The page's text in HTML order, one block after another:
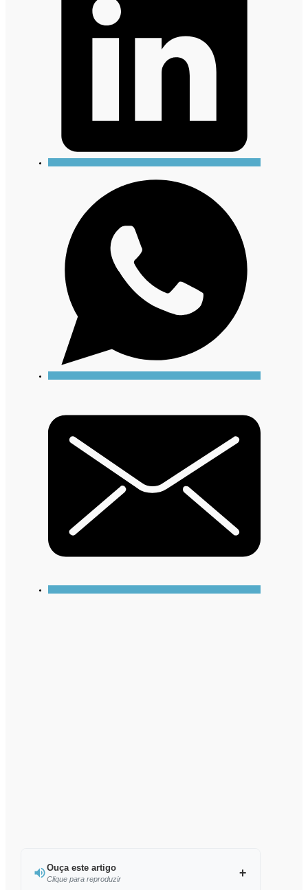
Ouça este artigo
Clique para reproduzir